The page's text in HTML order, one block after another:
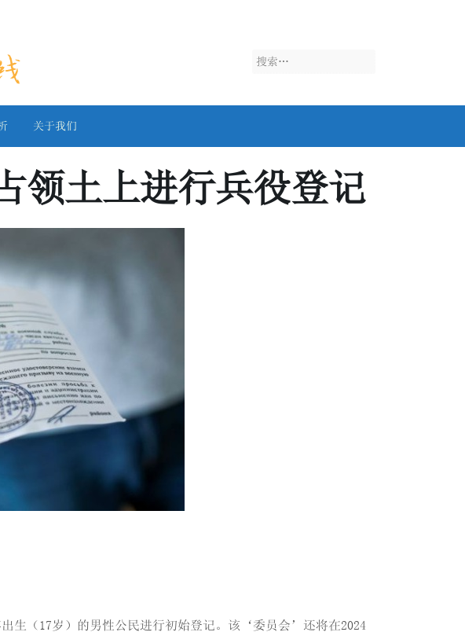
搜
关于我们
领土上进行兵役登记
生（17岁）的男性公民进行初始登记。该‘委员会’还将在2024